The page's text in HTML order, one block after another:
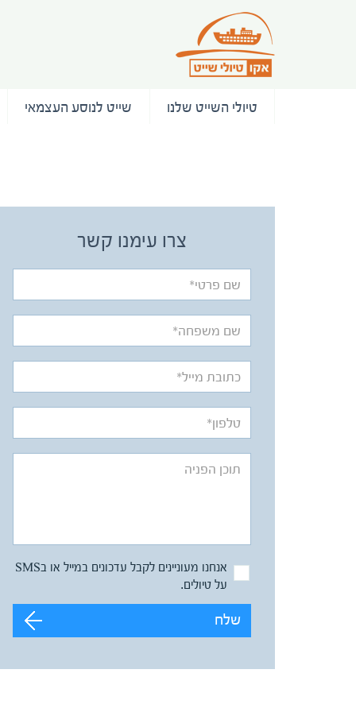
טיולי השייט שלנו שייט לנוסע העצמאי
צרו עימנו קשר
אנחנו מעוניינים לקבל עדכונים במייל או בSMS
על טיולים.
שלח